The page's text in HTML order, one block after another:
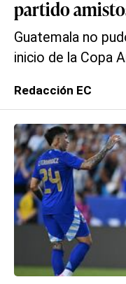
partido
Guatemala no
inicio de la Copa
Redacción EC